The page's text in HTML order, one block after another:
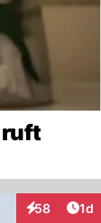
ruft
58
Interaktionen
1d